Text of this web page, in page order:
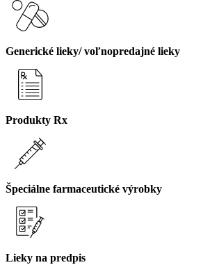
Generické lieky/ voľnopredajné lieky
Produkty Rx
Špeciálne farmaceutické výrobky
Lieky na predpis